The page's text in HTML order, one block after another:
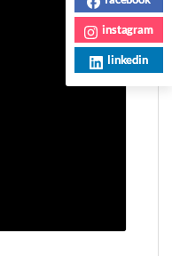
instagram
linkedin